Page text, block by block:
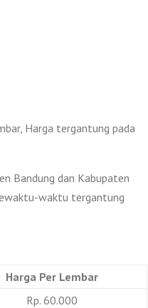
Harga tergantung pada
Bandung dan Kabupaten
waktu tergantung
Harga Per Lembar
Rp. 60.000